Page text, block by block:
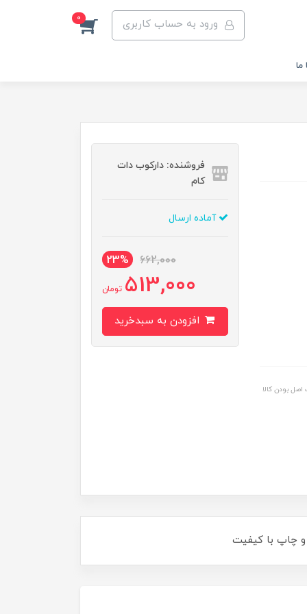
ورود به حساب کاربری 0
ما
بودن کالا
فروشنده: دارکوب دات
کام
آماده ارسال
662,000
23%
513,000 تومان